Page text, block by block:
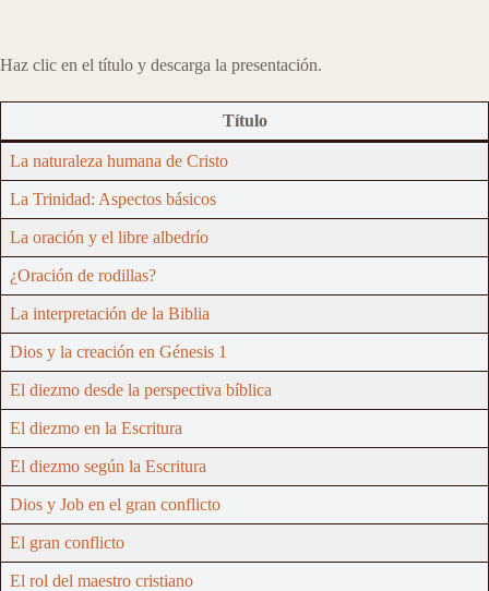
Haz clic en el título y descarga la presentación.
Título
La naturaleza humana de Cristo
La Trinidad: Aspectos básicos
La oración y el libre albedrío
¿Oración de rodillas?
La interpretación de la Biblia
Dios y la creación en Génesis 1
El diezmo desde la perspectiva bíblica
El diezmo en la Escritura
El diezmo según la Escritura
Dios y Job en el gran conflicto
El gran conflicto
El rol del maestro cristiano